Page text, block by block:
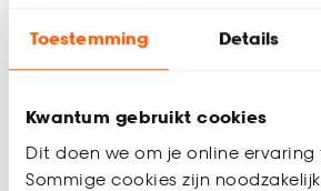
Toestemming Details
Kwantum gebruikt cookies
Dit doen we om je online ervaring
Sommige cookies zijn
Tapijt Leetsdale
Lichtgrijs
5(1)
36.50
/ m²
Tapijt
34.